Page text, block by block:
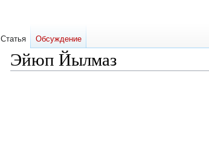
Эйюп Йылмаз
Статья Обсуждение